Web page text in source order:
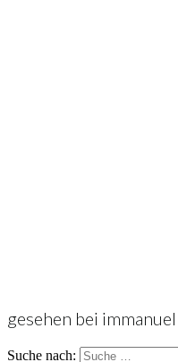
gesehen bei
Suche nach: